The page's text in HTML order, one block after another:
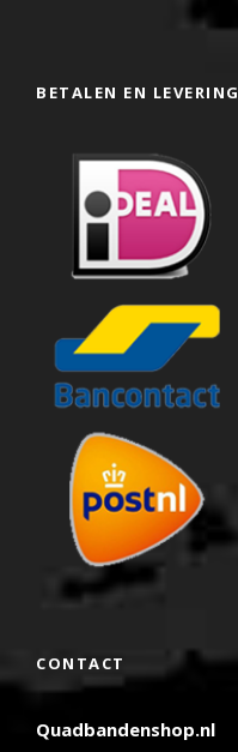
BETALEN EN LEVERING
CONTACT
Quadbandenshop.nl